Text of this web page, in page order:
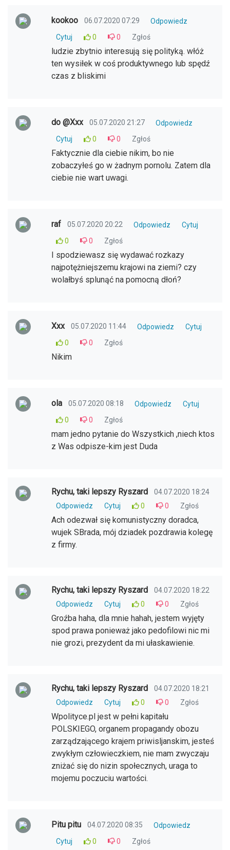
kookoo 06.07.2020 07:29
Odpowiedz
Cytuj
0 0 Zgłoś
ludzie zbytnio interesują się polityką. włóż
ten wysiłek w coś produktywnego lub spędź
czas z bliskimi
do @Xxx 05.07.2020 21:27
Odpowiedz
Cytuj
0 0 Zgłoś
Faktycznie dla ciebie nikim, bo nie
zobaczyłeś go w żadnym pornolu. Zatem dla
ciebie nie wart uwagi.
raf 05.07.2020 20:22 Odpowiedz
Cytuj
0
0 Zgłoś
I spodziewasz się wydawać rozkazy
najpotężniejszemu krajowi na ziemi? czy
wolałbyś splunąć na pomocną dłoń?
Xxx 05.07.2020 11:44 Odpowiedz
Cytuj
0
0 Zgłoś
Nikim
ola 05.07.2020 08:18 Odpowiedz
Cytuj
0
0 Zgłoś
mam jedno pytanie do Wszystkich ,niech ktos
z Was odpisze-kim jest Duda
Rychu, taki lepszy Ryszard
04.07.2020 18:24
Odpowiedz
Cytuj 0 0 Zgłoś
Ach odezwał się komunistyczny doradca,
wujek SBrada, mój dziadek pozdrawia kolegę
z firmy.
Rychu, taki lepszy Ryszard
04.07.2020 18:22
Odpowiedz
Cytuj 0 0 Zgłoś
Groźba haha, dla mnie hahah, jestem wyjęty
spod prawa ponieważ jako pedofilowi nic mi
nie grozi, prezydent da mi ułaskawienie.
Rychu, taki lepszy Ryszard
04.07.2020 18:21
Odpowiedz
Cytuj 0 0 Zgłoś
Wpolityce.pl jest w pełni kapitału
POLSKIEGO, organem propagandy obozu
zarządzającego krajem priwisljanskim, jesteś
zwykłym człowieczkiem, nie mam zwyczaju
zniżać się do nizin społecznych, uraga to
mojemu poczuciu wartości.
Pitu pitu 04.07.2020 08:35
Odpowiedz
Cytuj
0 0 Zgłoś